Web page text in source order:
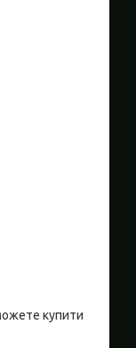
купити